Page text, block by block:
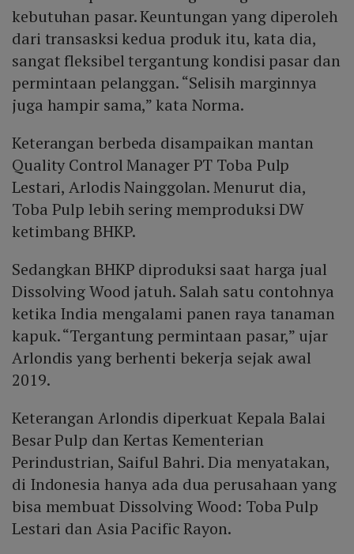
kebutuhan pasar. Keuntungan yang diperoleh
dari transasksi kedua produk itu, kata dia,
sangat fleksibel tergantung kondisi pasar dan
permintaan pelanggan. “Selisih marginnya
juga hampir sama,” kata Norma.
Keterangan berbeda disampaikan mantan
Quality Control Manager PT Toba Pulp
Lestari, Arlodis Nainggolan. Menurut dia,
Toba Pulp lebih sering memproduksi DW
ketimbang BHKP.
Sedangkan BHKP diproduksi saat harga jual
Dissolving Wood jatuh. Salah satu contohnya
ketika India mengalami panen raya tanaman
kapuk. “Tergantung permintaan pasar,” ujar
Arlondis yang berhenti bekerja sejak awal
2019.
Keterangan Arlondis diperkuat Kepala Balai
Besar Pulp dan Kertas Kementerian
Perindustrian, Saiful Bahri. Dia menyatakan,
di Indonesia hanya ada dua perusahaan yang
bisa membuat Dissolving Wood: Toba Pulp
Lestari dan Asia Pacific Rayon.